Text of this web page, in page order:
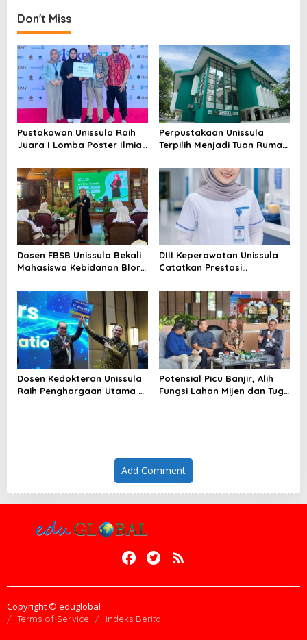
Don't Miss
Pustakawan Unissula Raih
Juara I Lomba Poster Ilmiah
Perpustakaan Unissula
Terpilih Menjadi Tuan Rumah
Dosen FBSB Unissula Bekali
Mahasiswa Kebidanan Blora
Public Speaking
DIII Keperawatan Unissula
Catatkan Prestasi
Mahasiswanya Lulus Uji
Kompetensi Nasional
Dosen Kedokteran Unissula
Raih Penghargaan Utama di
Potensial Picu Banjir, Alih
Fungsi Lahan Mijen dan Tugu
Add Comment
Copyright © eduglobal
Terms of Service Indeks Berita